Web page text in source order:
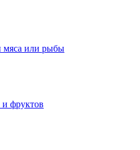
мяса или рыбы
фруктов